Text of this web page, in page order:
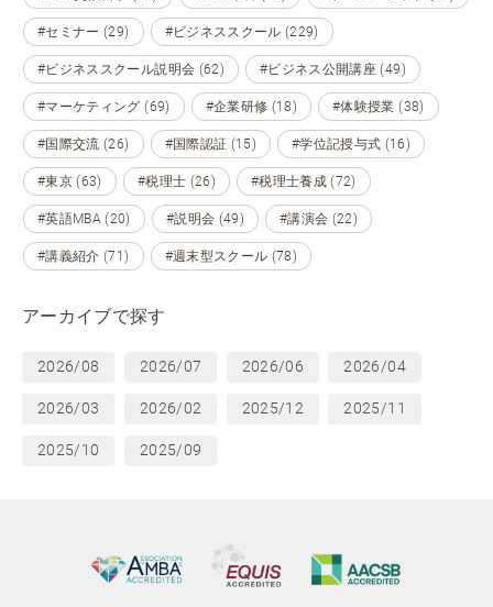
#セミナー (29) #ビジネススクール (229)
#ビジネススクール説明会 (62) #ビジネス公開講座 (49)
#マーケティング (69) #企業研修 (18) #体験授業 (38)
#国際交流 (26) #国際認証 (15) #学位記授与式 (16)
#東京 (63) #税理士 (26) #税理士養成 (72)
#英語MBA (20) #説明会 (49) #講演会 (22)
#講義紹介 (71) #週末型スクール (78)
アーカイブで探す
2026/08 2026/07 2026/06 2026/04
2026/03 2026/02 2025/12 2025/11
2025/10 2025/09